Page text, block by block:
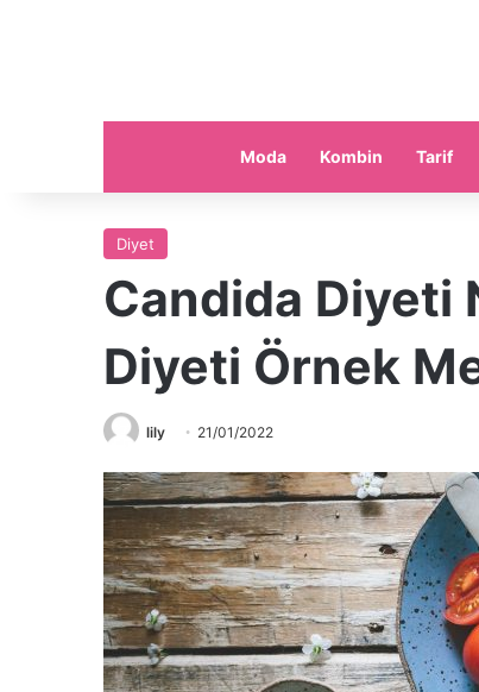
Moda Kombin Tarif
Diyet
Candida Diyeti
Diyeti Örnek
lily 21/01/2022